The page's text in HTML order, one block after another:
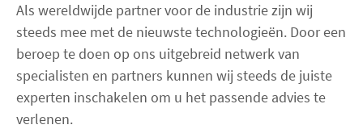
Als wereldwijde partner voor de industrie zijn wij
steeds mee met de nieuwste technologieën. Door een
beroep te doen op ons uitgebreid netwerk van
specialisten en partners kunnen wij steeds de juiste
experten inschakelen om u het passende advies te
verlenen.